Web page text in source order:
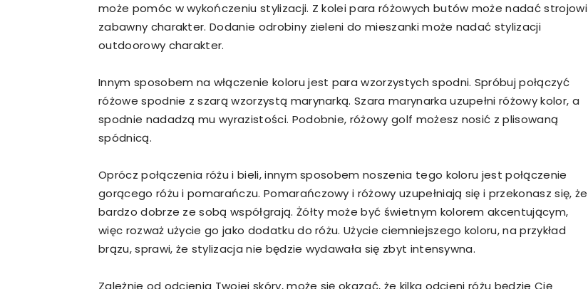
może pomóc w wykończeniu stylizacji. Z kolei para różowych butów może nadać strojowi
zabawny charakter. Dodanie odrobiny zieleni do mieszanki może nadać stylizacji
outdoorowy charakter.
Innym sposobem na włączenie koloru jest para wzorzystych spodni. Spróbuj połączyć
różowe spodnie z szarą wzorzystą marynarką. Szara marynarka uzupełni różowy kolor, a
spodnie nadadzą mu wyrazistości. Podobnie, różowy golf możesz nosić z plisowaną
spódnicą.
Oprócz połączenia różu i bieli, innym sposobem noszenia tego koloru jest połączenie
gorącego różu i pomarańczu. Pomarańczowy i różowy uzupełniają się i przekonasz się, że
bardzo dobrze ze sobą współgrają. Żółty może być świetnym kolorem akcentującym,
więc rozważ użycie go jako dodatku do różu. Użycie ciemniejszego koloru, na przykład
brązu, sprawi, że stylizacja nie będzie wydawała się zbyt intensywna.
Zależnie od odcienia Twojej skóry, może się okazać, że kilka odcieni różu będzie Cię